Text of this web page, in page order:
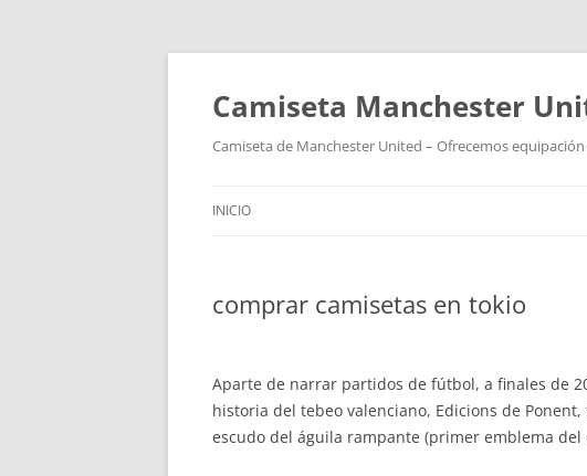
Camiseta Manchester
Camiseta de Manchester United – Ofrecemos
INICIO
comprar camisetas en tokio
Aparte de narrar partidos de fútbol, a finales de
historia del tebeo valenciano, Edicions de
escudo del águila rampante (primer emblema